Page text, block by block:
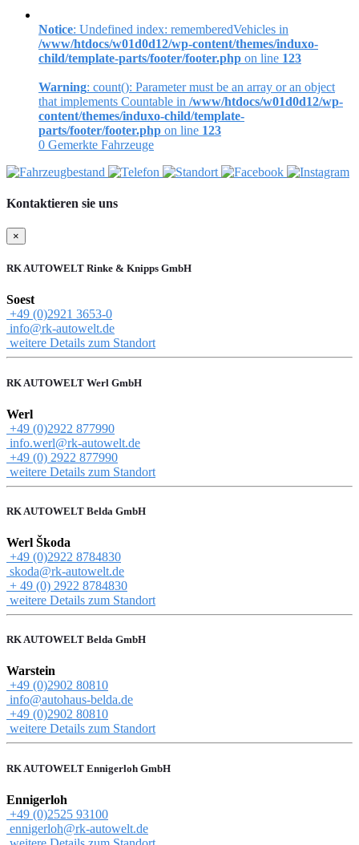
Notice: Undefined index: rememberedVehicles in
/www/htdocs/w01d0d12/wp-content/themes/induxo-
child/template-parts/footer/footer.php on line 123
Warning: count(): Parameter must be an array or an object
that implements Countable in /www/htdocs/w01d0d12/wp-
content/themes/induxo-child/template-
parts/footer/footer.php on line 123
0 Gemerkte Fahrzeuge
Kontaktieren sie uns
×
RK AUTOWELT Rinke & Knipps GmbH
Soest
+49 (0)2921 3653-0
info@rk-autowelt.de
weitere Details zum Standort
RK AUTOWELT Werl GmbH
Werl
+49 (0)2922 877990
info.werl@rk-autowelt.de
+49 (0) 2922 877990
weitere Details zum Standort
RK AUTOWELT Belda GmbH
Werl Škoda
+49 (0)2922 8784830
skoda@rk-autowelt.de
+ 49 (0) 2922 8784830
weitere Details zum Standort
RK AUTOWELT Belda GmbH
Warstein
+49 (0)2902 80810
info@autohaus-belda.de
+49 (0)2902 80810
weitere Details zum Standort
RK AUTOWELT Ennigerloh GmbH
Ennigerloh
+49 (0)2525 93100
ennigerloh@rk-autowelt.de